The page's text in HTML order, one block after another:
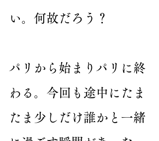
い。何故だろう？
パリから始まりパリに終
わる。今回も途中にたま
たま少しだけ誰かと一緒